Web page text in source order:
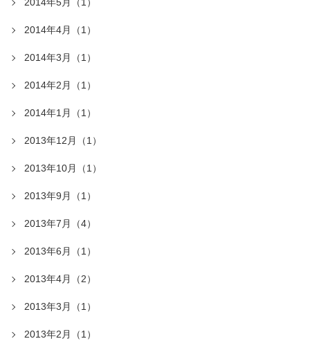
2014年4月（1）
2014年3月（1）
2014年2月（1）
2014年1月（1）
2013年12月（1）
2013年10月（1）
2013年9月（1）
2013年7月（4）
2013年6月（1）
2013年4月（2）
2013年3月（1）
2013年2月（1）